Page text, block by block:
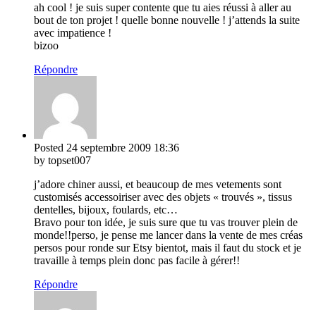
ah cool ! je suis super contente que tu aies réussi à aller au
bout de ton projet ! quelle bonne nouvelle ! j’attends la suite
avec impatience !
bizoo
Répondre
Posted 24 septembre 2009 18:36
by topset007
j’adore chiner aussi, et beaucoup de mes vetements sont
customisés accessoiriser avec des objets « trouvés », tissus
dentelles, bijoux, foulards, etc…
Bravo pour ton idée, je suis sure que tu vas trouver plein de
monde!!perso, je pense me lancer dans la vente de mes créas
persos pour ronde sur Etsy bientot, mais il faut du stock et je
travaille à temps plein donc pas facile à gérer!!
Répondre